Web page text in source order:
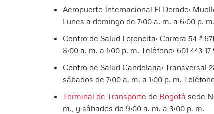
Aeropuerto Internacional El Dorado:
Lunes a domingo de 7:00 a. m. a 6:00 p. m.
Centro de Salud Lorencita: Carrera 54 #
8:00 a. m. a 1:00 p. m. Teléfono: 601 443 17
Centro de Salud Candelaria: Transversal
sábados de 7:00 a. m. a 1:00 p. m.
Terminal de Transporte de Bogotá sede
m., y sábados de 9:00 a. m. a 3:00 p. m.